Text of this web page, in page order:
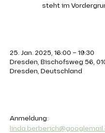
steht im
25. Jan. 2025, 16:00 – 19:30
Dresden, Bischofsweg 56,
Dresden, Deutschland
Anmeldung: